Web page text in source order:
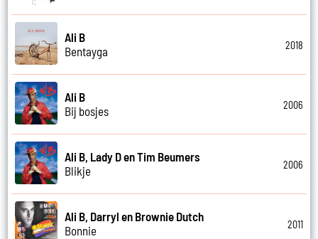
Ali B
Bentayga
2018
Ali B
Bij bosjes
2006
Ali B, Lady D en Tim Beumers
Blikje
2006
Ali B, Darryl en Brownie Dutch
Bonnie
2011